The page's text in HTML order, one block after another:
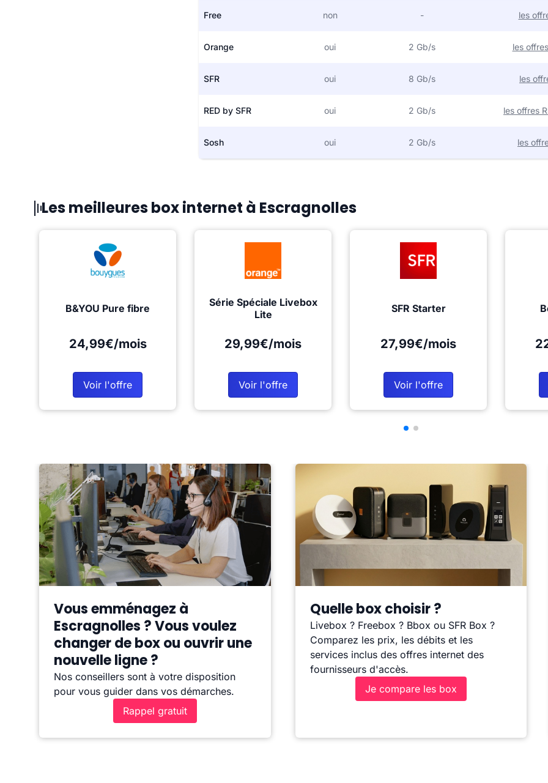
Free non - les
Orange oui 2 Gb/s les
SFR oui 8 Gb/s les
RED by SFR oui 2 Gb/s les offres
Sosh oui 2 Gb/s les
Les meilleures box internet à Escragnolles
B&YOU Pure fibre
24,99€/mois
Voir l'offre
Série Spéciale Livebox
Lite
29,99€/mois
Voir l'offre
SFR Starter
27,99€/mois
Voir l'offre
Vous emménagez à
Escragnolles ? Vous voulez
changer de box ou ouvrir une
nouvelle ligne ?
Nos conseillers sont à votre disposition
pour vous guider dans vos démarches.
Rappel gratuit
Quelle box choisir ?
Livebox ? Freebox ? Bbox ou SFR Box ?
Comparez les prix, les débits et les
services inclus des offres internet des
fournisseurs d'accès.
Je compare les box